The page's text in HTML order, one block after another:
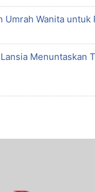
Umrah Wanita untuk
Menuntaskan